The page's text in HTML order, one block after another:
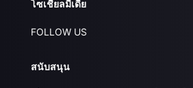
โซเชียลมีเดีย
FOLLOW US
สนับสนุน